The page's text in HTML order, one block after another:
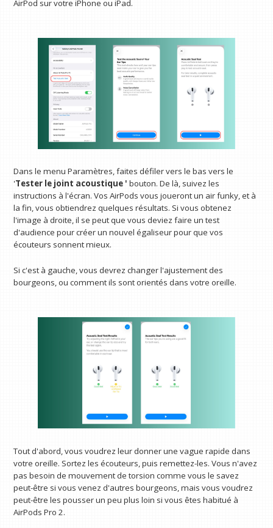
AirPod sur votre iPhone ou iPad.
Dans le menu Paramètres, faites défiler vers le bas vers le
'Tester le joint acoustique 'bouton. De là, suivez les
instructions à l'écran. Vos AirPods vous joueront un air funky, et à
la fin, vous obtiendrez quelques résultats. Si vous obtenez
l'image à droite, il se peut que vous deviez faire un test
d'audience pour créer un nouvel égaliseur pour que vos
écouteurs sonnent mieux.
Si c'est à gauche, vous devrez changer l'ajustement des
bourgeons, ou comment ils sont orientés dans votre oreille.
Tout d'abord, vous voudrez leur donner une vague rapide dans
votre oreille. Sortez les écouteurs, puis remettez-les. Vous n'avez
pas besoin de mouvement de torsion comme vous le savez
peut-être si vous venez d'autres bourgeons, mais vous voudrez
peut-être les pousser un peu plus loin si vous êtes habitué à
AirPods Pro 2.